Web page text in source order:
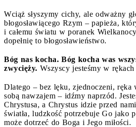
Wciąż słyszymy cichy, ale odważny
błogosławiącego Rzym – papieża,
i całemu światu w poranek
dopełnię to błogosławieństwo.
Bóg nas kocha. Bóg kocha was
zwycięży. Wszyscy jesteśmy w
Dlatego – bez lęku, zjednoczeni, ręka
sobą nawzajem – idźmy naprzód.
Chrystusa, a Chrystus idzie przed
światła, ludzkość potrzebuje Go jako
może dotrzeć do Boga i Jego miłości.